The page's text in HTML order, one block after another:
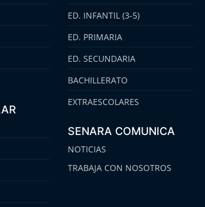
ED. INFANTIL (3-5)
ED. PRIMARIA
ED. SECUNDARIA
BACHILLERATO
EXTRAESCOLARES
SENARA COMUNICA
NOTICIAS
TRABAJA CON NOSOTROS